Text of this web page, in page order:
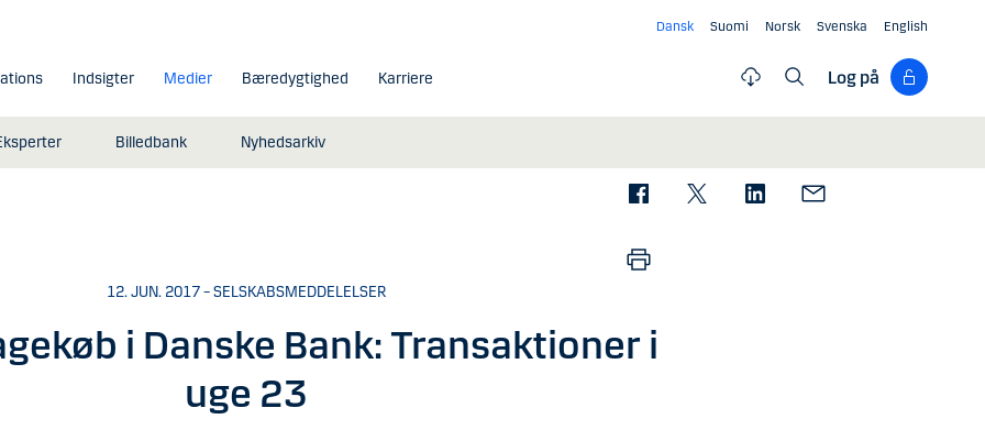
Dansk Suomi Norsk Svenska English
Indsigter Medier
Billedbank Nyhedsarkiv
Bæredygtighed Karriere Log på
12. JUN. 2017 – SELSKABSMEDDELELSER
i Danske Bank: Transaktioner i
uge 23